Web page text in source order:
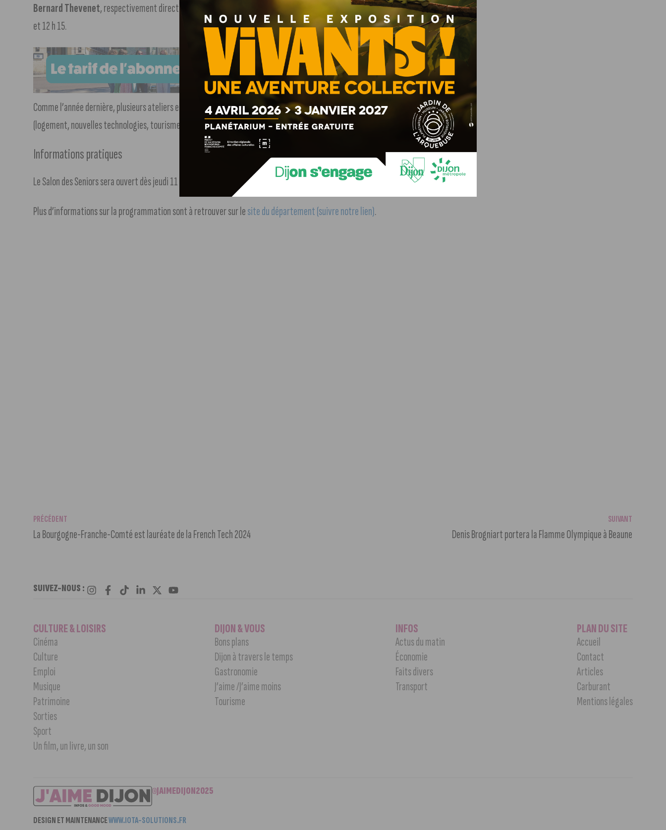
Bernard Thevenet, respectivement directeur et double vainqueur du Tour de France, le lendemain, entre 11 h 45
et 12 h 15.
Comme l’année dernière, plusieurs ateliers et mini-villages seront proposés sur les préoccupations des Seniors
(logement, nouvelles technologies, tourisme, mutuelles…).
Informations pratiques
Le Salon des Seniors sera ouvert dès jeudi 11 avril à 9 h 30 au Parc des Expositions de Dijon. L’entrée est gratuite.
Plus d’informations sur la programmation sont à retrouver sur lesite du département (suivre notre lien).
PRÉCÉDENT
La Bourgogne-Franche-Comté est lauréate de la French Tech 2024
SUIVANT
Denis Brogniart portera la Flamme Olympique à Beaune
SUIVEZ-NOUS :
CULTURE & LOISIRS
Cinéma
Culture
Emploi
Musique
Patrimoine
Sorties
Sport
Un film, un livre, un son
DIJON & VOUS
Bons plans
Dijon à travers le temps
Gastronomie
J’aime /J’aime moins
Tourisme
INFOS
Actus du matin
Économie
Faits divers
Transport
PLAN DU SITE
Accueil
Contact
Articles
Carburant
Mentions légales
©JAIMEDIJON2025
DESIGN ET MAINTENANCEWWW.IOTA-SOLUTIONS.FR